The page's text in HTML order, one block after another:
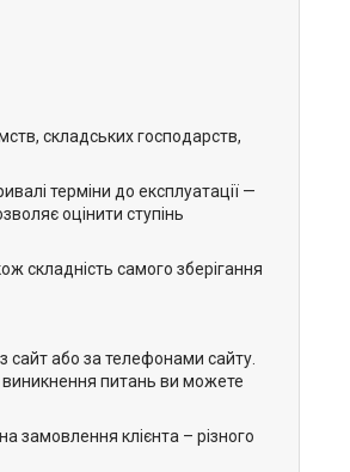
складських господарств,
терміни до експлуатації —
оцінити ступінь
складність самого зберігання
або за телефонами сайту.
виникнення питань ви можете
на замовлення клієнта – різного